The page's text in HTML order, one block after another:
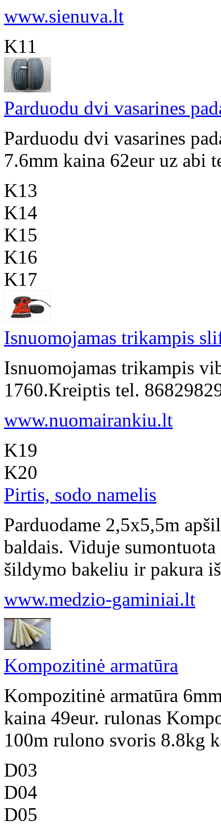
www.sienuva.lt
K11
Parduodu dvi vasarines
Parduodu dvi vasarines
7.6mm kaina 62eur uz abi
K13
K14
K15
K16
K17
Isnuomojamas trikampis
Isnuomojamas trikampis
1760.Kreiptis tel.
www.nuomairankiu.lt
K19
K20
Pirtis, sodo namelis
Parduodame 2,5x5,5m
baldais. Viduje
šildymo bakeliu ir pakura
www.medzio-gaminiai.lt
Kompozitinė armatūra
Kompozitinė armatūra
kaina 49eur. rulonas
100m rulono svoris 8.8kg
D03
D04
D05